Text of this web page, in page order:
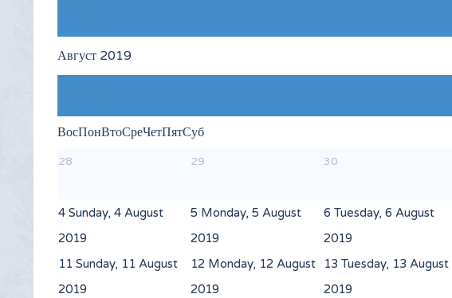
Август 2019
ВосПонВтоСреЧетПятСуб
28 29 30
4 Sunday, 4 August
2019
5 Monday, 5 August
2019
6 Tuesday, 6 August
2019
11 Sunday, 11 August
2019
12 Monday, 12 August
2019
13 Tuesday, 13 August
2019